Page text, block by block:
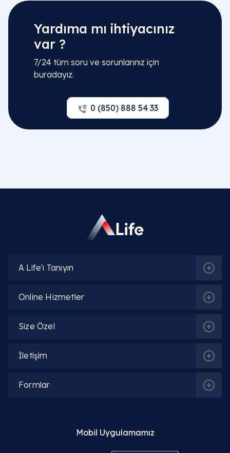
evresine sinsi bir hatla taşması tablosudur. Beyin
uyansa da iskelet kasları sinsi bir kilit altında kalır.
Yardıma mı ihtiyacınız
var ?
7/24 tüm soru ve sorunlarınız için
buradayız.
0 (850) 888 54 33
A Life'ı Tanıyın
Online Hizmetler
Size Özel
İletişim
Formlar
Mobil Uygulamamız